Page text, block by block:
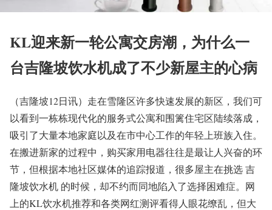
KL迎来新一轮公寓交房潮，为什么一
台吉隆坡饮水机成了不少新屋主的心病
（吉隆坡12日讯）走在雪隆区许多快速发展的新区，我们可
以看到一栋栋现代化的服务式公寓和围篱住宅区陆续落成，
吸引了大量本地家庭以及在市中心工作的年轻上班族入住。
在搬进新家的过程中，购买家用电器往往是最让人兴奋的环
节，但根据本地社区媒体的追踪报道，很多屋主在挑选 吉
隆坡饮水机 的时候，却不约而同地陷入了选择困难症。网
上的KL饮水机推荐和各类网红测评看得人眼花缭乱，但大